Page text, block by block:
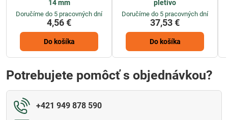
14 mm
Doručíme do 5 pracovných dní
4,56 €
Do košíka
pletivo
Doručíme do 5 pracovných dní
37,53 €
Do košíka
Potrebujete pomôcť s objednávkou?
+421 949 878 590